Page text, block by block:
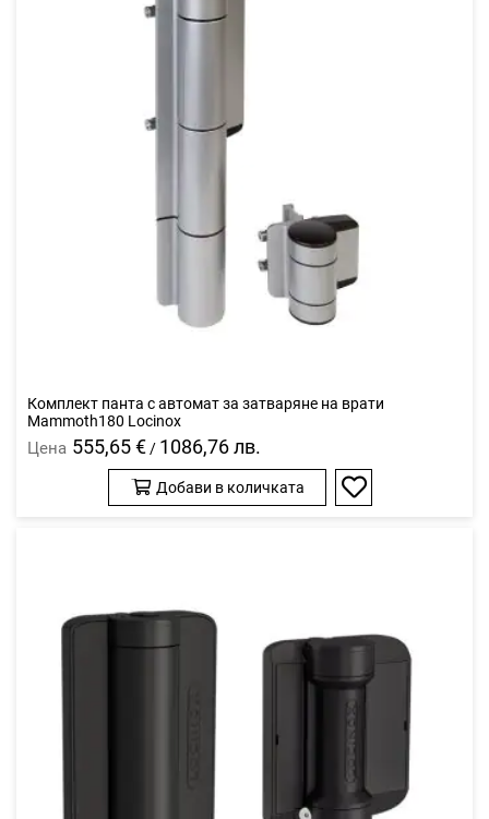
Комплект панта с автомат за затваряне на врати
Mammoth180 Locinox
Цена 555,65 € / 1086,76 лв.
Добави в количката
Добави